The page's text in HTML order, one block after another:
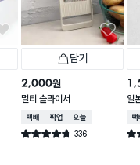
담기
2,000원
멀티 슬라이서
택배배송매장픽업오늘배송
별점 4.7점 336
건 작성
일
택
별